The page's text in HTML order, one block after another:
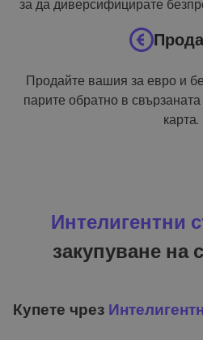
за да диверсифицирате
Продайте вашия за евро и
парите обратно в
карта.
Интелигентни
закупуване
Купете чрез